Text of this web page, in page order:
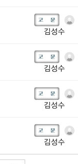
김성수
김성수
김성수
김성수